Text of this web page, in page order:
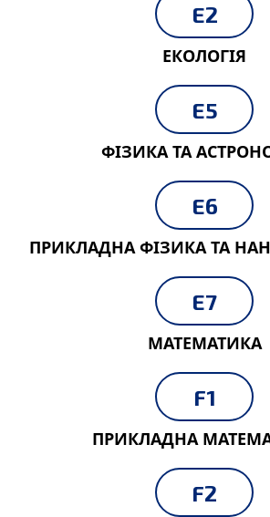
E2
ЕКОЛОГІЯ
E5
ФІЗИКА ТА
E6
ПРИКЛАДНА ФІЗИКА ТА
E7
МАТЕМАТИКА
F1
ПРИКЛАДНА
F2